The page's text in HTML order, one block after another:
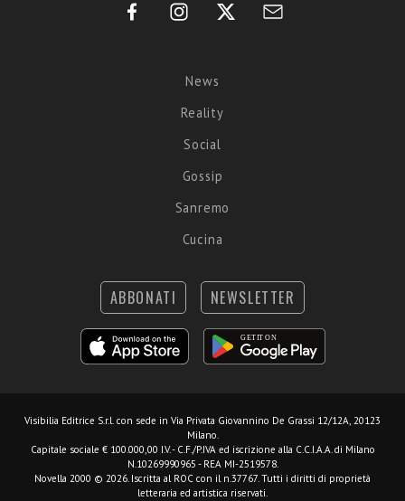
News
Reality
Social
Gossip
Sanremo
Cucina
ABBONATI NEWSLETTER
Visibilia Editrice S.r.l. con sede in Via Privata Giovannino De Grassi 12/12A, 20123
Milano.
Capitale sociale € 100.000,00 I.V. - C.F./P.IVA ed iscrizione alla C.C.I.A.A. di Milano
N.10269990965 - REA MI-2519578.
Novella 2000 © 2026. Iscritta al ROC con il n.37767. Tutti i diritti di proprietà
letteraria ed artistica riservati.